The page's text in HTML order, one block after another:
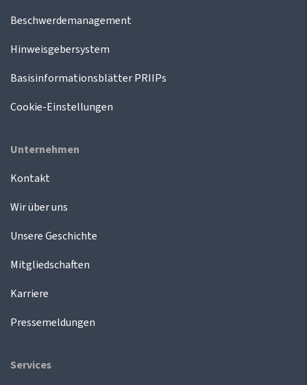
Beschwerdemanagement
Hinweisgebersystem
Basisinformationsblätter PRIIPs
Cookie-Einstellungen
Unternehmen
Kontakt
Wir über uns
Unsere Geschichte
Mitgliedschaften
Karriere
Pressemeldungen
Services